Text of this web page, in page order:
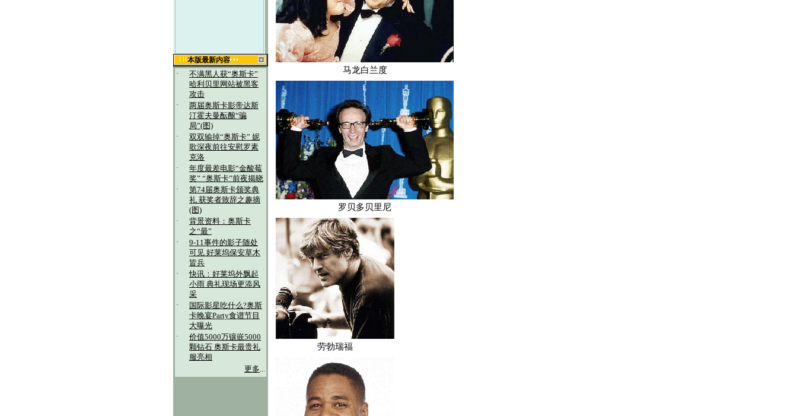
本版最新内容
·
不满黑人获“奥斯卡”
哈利贝里网站被黑客
攻击
·
两届奥斯卡影帝达斯
汀霍夫曼酝酿“骗
局”(图)
·
双双输掉“奥斯卡” 妮
歌深夜前往安慰罗素
克洛
·
年度最差电影“金酸莓
奖” “奥斯卡”前夜揭晓
·
第74届奥斯卡颁奖典
礼 获奖者致辞之趣摘
(图)
·
背景资料：奥斯卡
之“最”
·
9-11事件的影子随处
可见 好莱坞保安草木
皆兵
·
快讯：好莱坞外飘起
小雨 典礼现场更添风
采
·
国际影星吃什么?奥斯
卡晚宴Party食谱节目
大曝光
·
价值5000万镶嵌5000
颗钻石 奥斯卡最贵礼
服亮相
更多...
马龙白兰度
罗贝多贝里尼
劳勃瑞福